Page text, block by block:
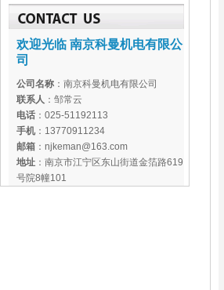
欢迎光临 南京科曼机电有限公
司
公司名称 ：南京科曼机电有限公司
联系人 ：邹常云
电话 ：025-51192113
手机 ：13770911234
邮箱 ：njkeman@163.com
地址 ：南京市江宁区东山街道金箔路619
号院8幢101